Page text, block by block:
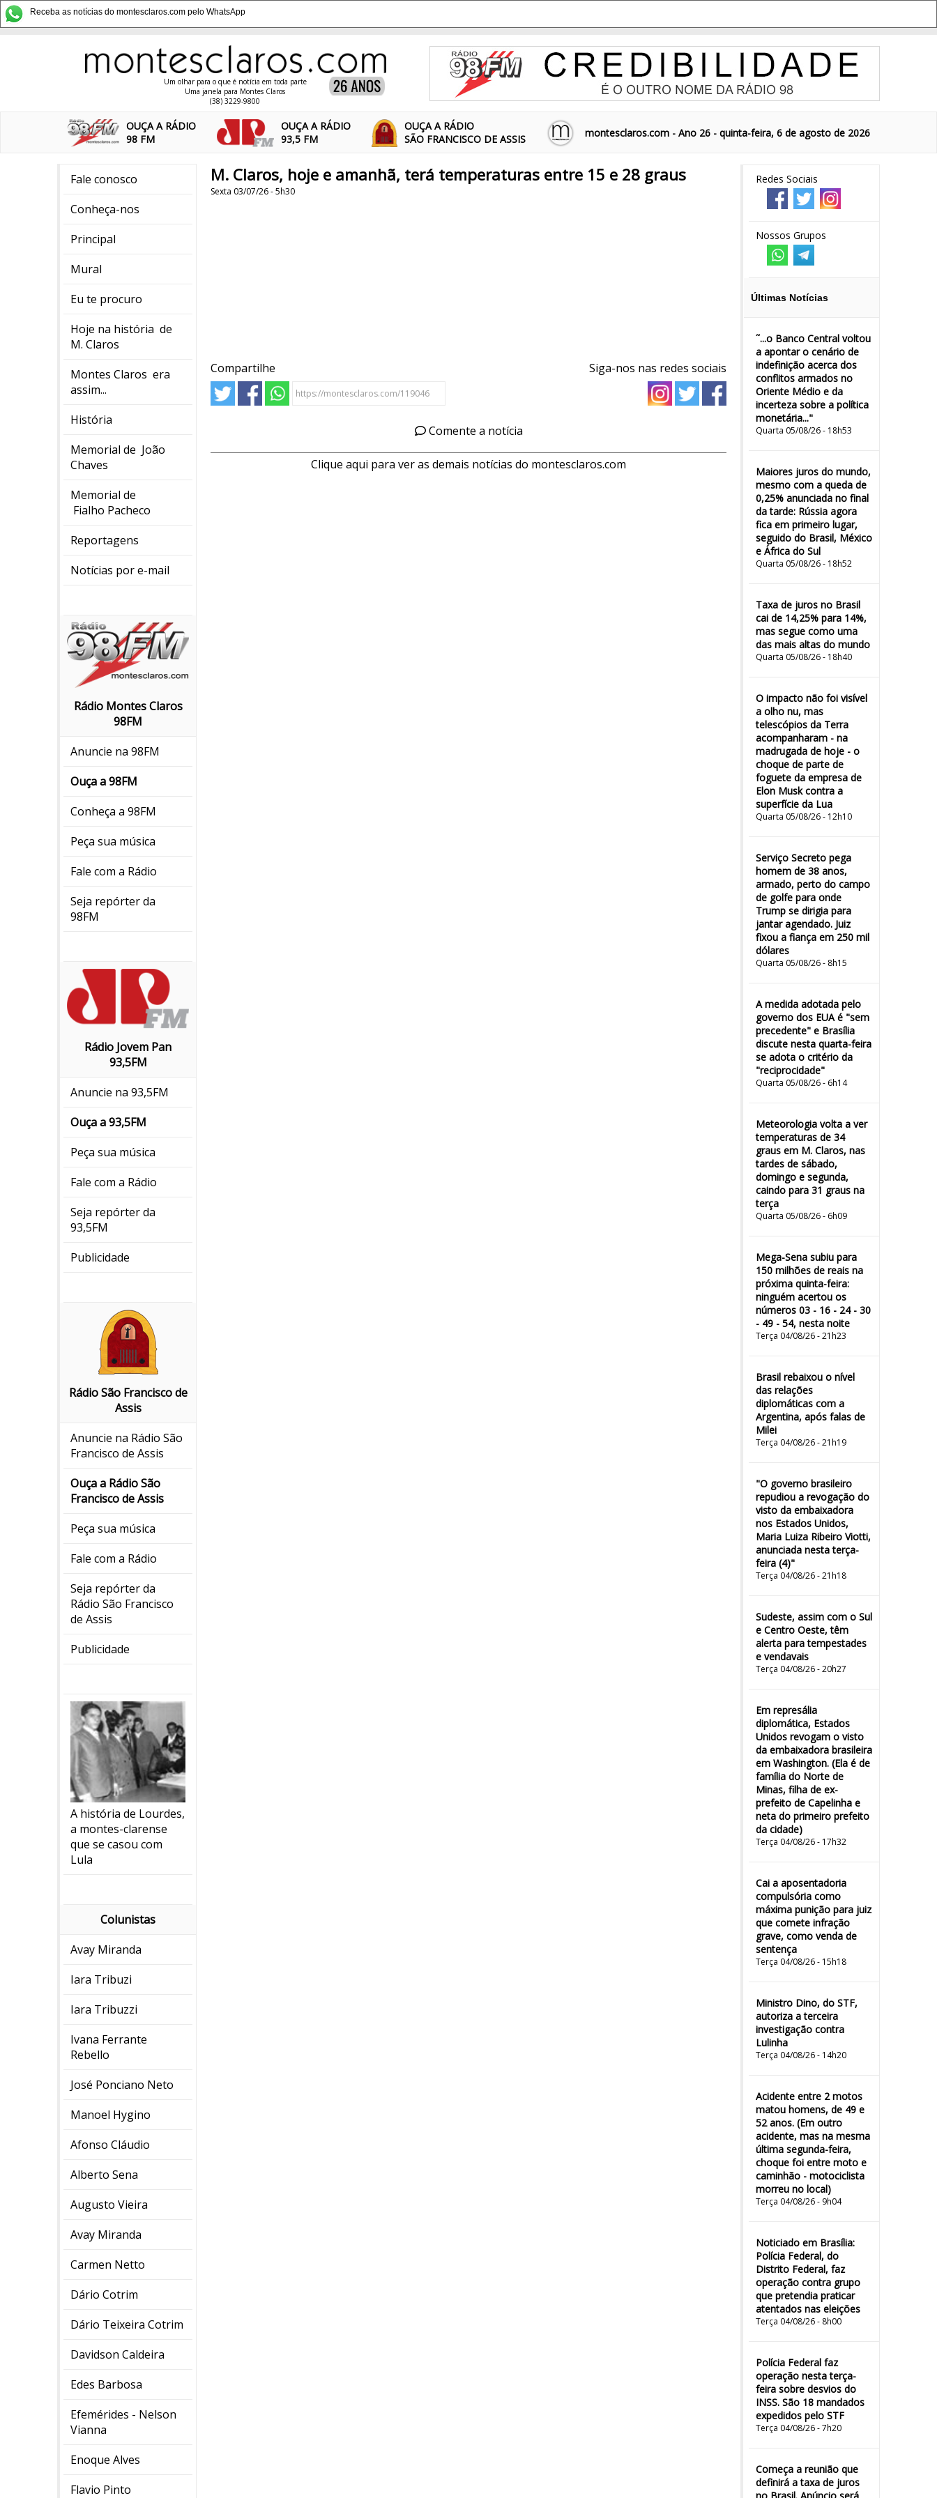
Receba as notícias do montesclaros.com pelo WhatsApp
Um olhar para o que é notícia em toda parte
Uma janela para Montes Claros
(38) 3229-9800
OUÇA A RÁDIO
98 FM
OUÇA A RÁDIO
93,5 FM
OUÇA A RÁDIO
SÃO FRANCISCO DE ASSIS
montesclaros.com - Ano 26 - quinta-feira, 6 de agosto de 2026
Fale conosco
Conheça-nos
Principal
Mural
Eu te procuro
Hoje na história de
M. Claros
Montes Claros era
assim...
História
Memorial de João
Chaves
Memorial de
Fialho Pacheco
Reportagens
Notícias por e-mail
Rádio Montes Claros
98FM
Anuncie na 98FM
Ouça a 98FM
Conheça a 98FM
Peça sua música
Fale com a Rádio
Seja repórter da
98FM
Rádio Jovem Pan
93,5FM
Anuncie na 93,5FM
Ouça a 93,5FM
Peça sua música
Fale com a Rádio
Seja repórter da
93,5FM
Publicidade
Rádio São Francisco de
Assis
Anuncie na Rádio São
Francisco de Assis
Ouça a Rádio São
Francisco de Assis
Peça sua música
Fale com a Rádio
Seja repórter da
Rádio São Francisco
de Assis
Publicidade
A história de Lourdes,
a montes-clarense
que se casou com
Lula
Colunistas
Avay Miranda
Iara Tribuzi
Iara Tribuzzi
Ivana Ferrante
Rebello
José Ponciano Neto
Manoel Hygino
Afonso Cláudio
Alberto Sena
Augusto Vieira
Avay Miranda
Carmen Netto
Dário Cotrim
Dário Teixeira Cotrim
Davidson Caldeira
Edes Barbosa
Efemérides - Nelson
Vianna
Enoque Alves
Flavio Pinto
Redes Sociais
Nossos Grupos
Últimas Notícias
˜...o Banco Central voltou
a apontar o cenário de
indefinição acerca dos
conflitos armados no
Oriente Médio e da
incerteza sobre a política
monetária..."
Quarta 05/08/26 - 18h53
Maiores juros do mundo,
mesmo com a queda de
0,25% anunciada no final
da tarde: Rússia agora
fica em primeiro lugar,
seguido do Brasil, México
e África do Sul
Quarta 05/08/26 - 18h52
Taxa de juros no Brasil
cai de 14,25% para 14%,
mas segue como uma
das mais altas do mundo
Quarta 05/08/26 - 18h40
O impacto não foi visível
a olho nu, mas
telescópios da Terra
acompanharam - na
madrugada de hoje - o
choque de parte de
foguete da empresa de
Elon Musk contra a
superfície da Lua
Quarta 05/08/26 - 12h10
Serviço Secreto pega
homem de 38 anos,
armado, perto do campo
de golfe para onde
Trump se dirigia para
jantar agendado. Juiz
fixou a fiança em 250 mil
dólares
Quarta 05/08/26 - 8h15
A medida adotada pelo
governo dos EUA é "sem
precedente" e Brasília
discute nesta quarta-feira
se adota o critério da
"reciprocidade"
Quarta 05/08/26 - 6h14
Meteorologia volta a ver
temperaturas de 34
graus em M. Claros, nas
tardes de sábado,
domingo e segunda,
caindo para 31 graus na
terça
Quarta 05/08/26 - 6h09
Mega-Sena subiu para
150 milhões de reais na
próxima quinta-feira:
ninguém acertou os
números 03 - 16 - 24 - 30
- 49 - 54, nesta noite
Terça 04/08/26 - 21h23
Brasil rebaixou o nível
das relações
diplomáticas com a
Argentina, após falas de
Milei
Terça 04/08/26 - 21h19
"O governo brasileiro
repudiou a revogação do
visto da embaixadora
nos Estados Unidos,
Maria Luiza Ribeiro Viotti,
anunciada nesta terça-
feira (4)"
Terça 04/08/26 - 21h18
Sudeste, assim com o Sul
e Centro Oeste, têm
alerta para tempestades
e vendavais
Terça 04/08/26 - 20h27
Em represália
diplomática, Estados
Unidos revogam o visto
da embaixadora brasileira
em Washington. (Ela é de
família do Norte de
Minas, filha de ex-
prefeito de Capelinha e
neta do primeiro prefeito
da cidade)
Terça 04/08/26 - 17h32
Cai a aposentadoria
compulsória como
máxima punição para juiz
que comete infração
grave, como venda de
sentença
Terça 04/08/26 - 15h18
Ministro Dino, do STF,
autoriza a terceira
investigação contra
Lulinha
Terça 04/08/26 - 14h20
Acidente entre 2 motos
matou homens, de 49 e
52 anos. (Em outro
acidente, mas na mesma
última segunda-feira,
choque foi entre moto e
caminhão - motociclista
morreu no local)
Terça 04/08/26 - 9h04
Noticiado em Brasília:
Polícia Federal, do
Distrito Federal, faz
operação contra grupo
que pretendia praticar
atentados nas eleições
Terça 04/08/26 - 8h00
Polícia Federal faz
operação nesta terça-
feira sobre desvios do
INSS. São 18 mandados
expedidos pelo STF
Terça 04/08/26 - 7h20
Começa a reunião que
definirá a taxa de juros
M. Claros, hoje e amanhã, terá temperaturas entre 15 e 28 graus
Sexta 03/07/26 - 5h30
Compartilhe Siga-nos nas redes sociais
Comente a notícia
Clique aqui para ver as demais notícias do montesclaros.com